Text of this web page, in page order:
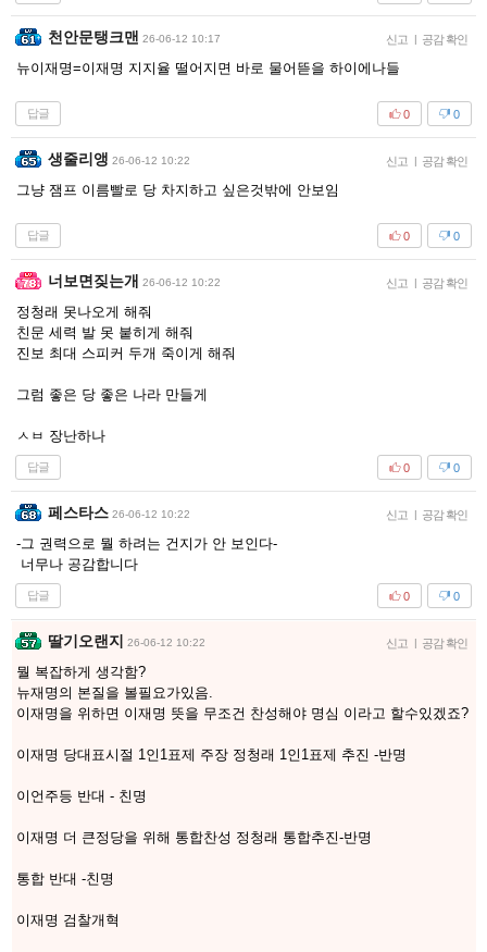
천안문탱크맨 26-06-12 10:17 신고 | 공감 확인
뉴이재명=이재명 지지율 떨어지면 바로 물어뜯을 하이에나들
답글 0
0
생줄리앵 26-06-12 10:22 신고 | 공감 확인
그냥 잼프 이름빨로 당 차지하고 싶은것밖에 안보임
답글 0
0
너보면짖는개 26-06-12 10:22 신고 | 공감 확인
정청래 못나오게 해줘
친문 세력 발 못 붙히게 해줘
진보 최대 스피커 두개 죽이게 해줘
그럼 좋은 당 좋은 나라 만들게
ㅅㅂ 장난하나
답글 0
0
페스타스 26-06-12 10:22 신고 | 공감 확인
-그 권력으로 뭘 하려는 건지가 안 보인다-
너무나 공감합니다
답글 0
0
딸기오랜지 26-06-12 10:22 신고 | 공감 확인
뭘 복잡하게 생각함?
뉴재명의 본질을 볼필요가있음.
이재명을 위하면 이재명 뜻을 무조건 찬성해야 명심 이라고 할수있겠죠?
이재명 당대표시절 1인1표제 주장 정청래 1인1표제 추진 -반명
이언주등 반대 - 친명
이재명 더 큰정당을 위해 통합찬성 정청래 통합추진-반명
통합 반대 -친명
이재명 검찰개혁